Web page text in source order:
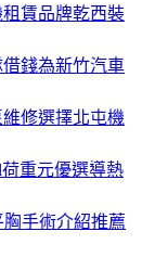
賃品牌乾西裝
錢為新竹汽車
修選擇北屯機
重元優選導熱
手術介紹推薦